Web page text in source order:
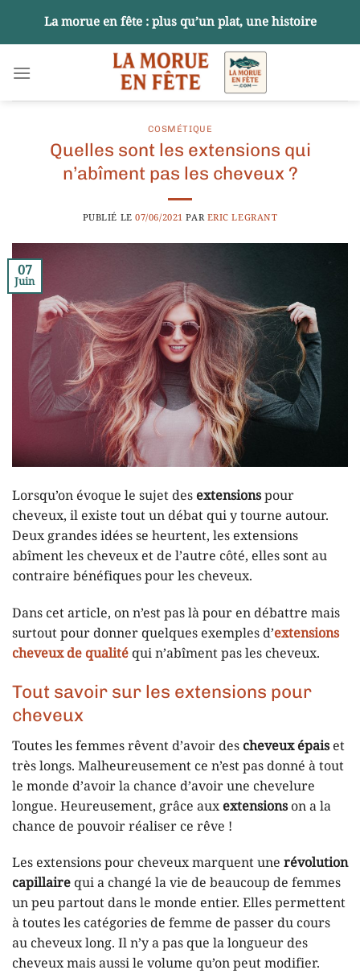
contenu
La morue en fête : plus qu’un plat, une histoire
COSMÉTIQUE
Quelles sont les extensions qui
n’abîment pas les cheveux ?
PUBLIÉ LE07/06/2021 PAR ERIC LEGRANT
07
Juin
Lorsqu’on évoque le sujet desextensionspour
cheveux, il existe tout un débat qui y tourne autour.
Deux grandes idées se heurtent, les extensions
abîment les cheveux et de l’autre côté, elles sont au
contraire bénéfiques pour les cheveux.
Dans cet article, on n’est pas là pour en débattre mais
surtout pour donner quelques exemples d’extensions
cheveux de qualitéqui n’abîment pas les cheveux.
Tout savoir sur les extensions pour
cheveux
Toutes les femmes rêvent d’avoir des cheveux épaiset
très longs. Malheureusement ce n’est pas donné à tout
le monde d’avoir la chance d’avoir une chevelure
longue. Heureusement, grâce auxextensionson a la
chance de pouvoir réaliser ce rêve !
Les extensions pour cheveux marquent une révolution
capillairequi a changé la vie de beaucoup de femmes
un peu partout dans le monde entier. Elles permettent
à toutes les catégories de femme de passer du cours
au cheveux long. Il n’y a pas que la longueur des
cheveux mais aussi le volume qu’on peut modifier.